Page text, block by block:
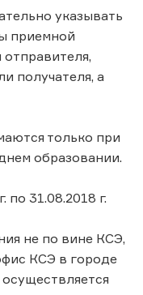
указывать
приемной
получателя, а
только при
образовании.
по 31.08.2018 г.
не по вине КСЭ,
КСЭ в городе